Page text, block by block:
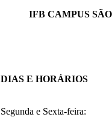
IFB CAMPUS
DIAS E HORÁRIOS
Segunda e Sexta-feira: